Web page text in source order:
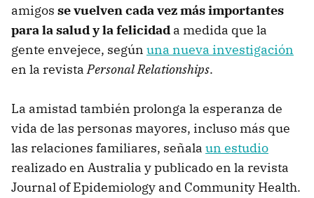
amigos se vuelven cada vez más importantes
para la salud y la felicidad a medida que la
gente envejece, según una nueva investigación
en la revistaPersonal Relationships.
La amistad también prolonga la esperanza de
vida de las personas mayores, incluso más que
las relaciones familiares, señala un estudio
realizado en Australia y publicado en la revista
Journal of Epidemiology and Community Health.